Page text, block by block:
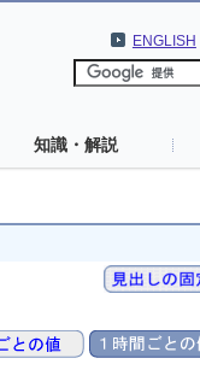
ENGLISH
知識・解説